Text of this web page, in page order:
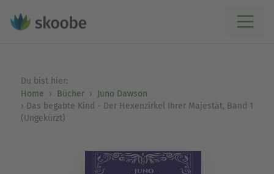
Du bist hier:
Home
Bücher
Juno Dawson
Das begabte Kind - Der Hexenzirkel Ihrer Majestät, Band 1
(Ungekürzt)